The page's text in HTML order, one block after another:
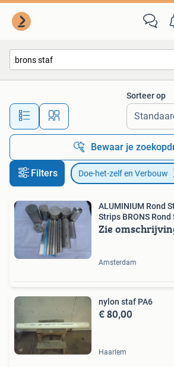
Alle afstanden…
Sorteer op
Bewaar je
Filters Doe-het-zelf en Verbouw
ALUMINIUM Rond
Strips BRONS
Zie
Amsterdam
nylon staf PA6
€ 80,00
Haarlem